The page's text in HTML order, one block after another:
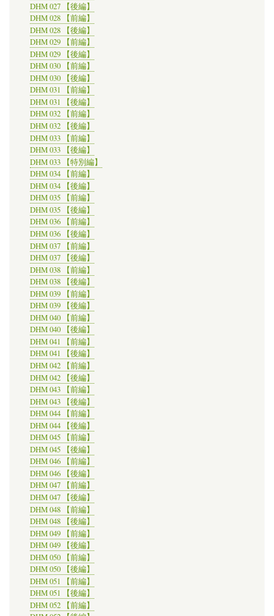
DHM 027 【後編】
DHM 028 【前編】
DHM 028 【後編】
DHM 029 【前編】
DHM 029 【後編】
DHM 030 【前編】
DHM 030 【後編】
DHM 031 【前編】
DHM 031 【後編】
DHM 032 【前編】
DHM 032 【後編】
DHM 033 【前編】
DHM 033 【後編】
DHM 033 【特別編】
DHM 034 【前編】
DHM 034 【後編】
DHM 035 【前編】
DHM 035 【後編】
DHM 036 【前編】
DHM 036 【後編】
DHM 037 【前編】
DHM 037 【後編】
DHM 038 【前編】
DHM 038 【後編】
DHM 039 【前編】
DHM 039 【後編】
DHM 040 【前編】
DHM 040 【後編】
DHM 041 【前編】
DHM 041 【後編】
DHM 042 【前編】
DHM 042 【後編】
DHM 043 【前編】
DHM 043 【後編】
DHM 044 【前編】
DHM 044 【後編】
DHM 045 【前編】
DHM 045 【後編】
DHM 046 【前編】
DHM 046 【後編】
DHM 047 【前編】
DHM 047 【後編】
DHM 048 【前編】
DHM 048 【後編】
DHM 049 【前編】
DHM 049 【後編】
DHM 050 【前編】
DHM 050 【後編】
DHM 051 【前編】
DHM 051 【後編】
DHM 052 【前編】